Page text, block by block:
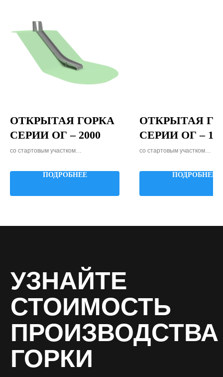
ОТКРЫТАЯ ГОРКА
СЕРИИ ОГ – 2000
со стартовым участком
Ширина: 460 ммПОДРОБНЕЕ
ОТКРЫТАЯ
СЕРИИ ОГ –
со стартовым участком
Ширина: 460 ммПОДРОБНЕЕ
из конструкторского отдела
ПРОИЗВОДСТВА
ГОРКИ
Заполните форму и мы поможем подобрать
Название организации *
Даю согласие на обработку персональных
данных в соответствии с политикой
конфиденциальности, соглашаюсь с
пользовательским соглашением